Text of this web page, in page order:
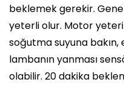
beklemek gerekir.
yeterli olur. Motor
soğutma suyuna bakın,
lambanın yanması
olabilir. 20 dakika